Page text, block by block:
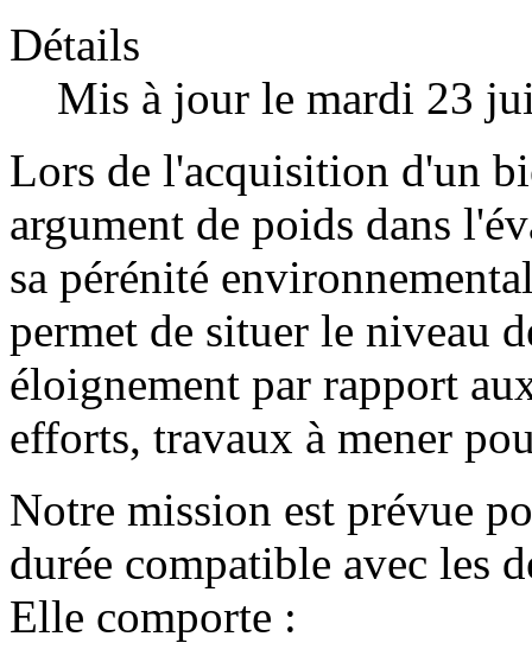
Détails
Mis à jour le mardi 23
Lors de l'acquisition d'un
argument de poids dans
sa pérénité
permet de situer le niveau
éloignement par rapport
efforts, travaux à mener
Notre mission est prévue
durée compatible avec les
Elle comporte :